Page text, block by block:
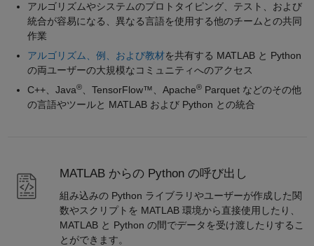
アルゴリズムやシステムのプロトタイピング、テスト、および
統合が容易になる、異なる言語を使用する他のチームとの共同
作業
アルゴリズム、例、および教材を共有する MATLAB と Python
の両ユーザーの大規模なコミュニティへのアクセス
C++、Java®、TensorFlow™、Apache®Parquet などのその他
の言語やツールと MATLAB および Python との統合
MATLAB からの Python の呼び出し
組み込みの Python ライブラリやユーザーが作成した関
数やスクリプトを MATLAB 環境から直接使用したり、
MATLAB と Python の間でデータを受け渡したりするこ
とができます。